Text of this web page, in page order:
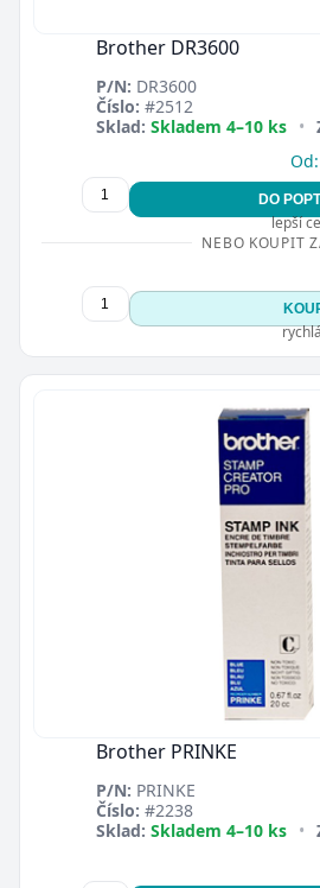
Brother DR3600
P/N: DR3600
Číslo: #2512
Sklad: Skladem 4–10 ks •
Od:
DO
lepší
NEBO KOUPIT
Brother PRINKE
P/N: PRINKE
Číslo: #2238
Sklad: Skladem 4–10 ks •